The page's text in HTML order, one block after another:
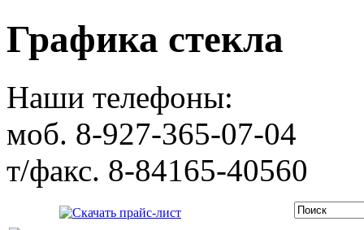
Графика стекла
Наши телефоны:
моб. 8-927-365-07-04
т/факс. 8-84165-40560